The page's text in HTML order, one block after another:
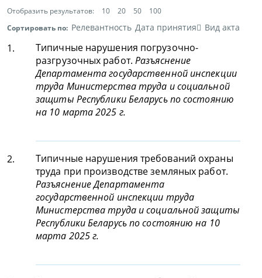
Отобразить результатов: 10 20 50
100
Сортировать по: Релевантность Дата принятия Вид акта
1.
Типичные нарушения погрузочно-
разгрузочных работ.Разъяснение
Департамента государственной инспекции
труда Министерства труда и социальной
защиты Республики Беларусь по состоянию
на 10 марта 2025 г.
2.
Типичные нарушения требований охраны
труда при производстве земляных работ.
Разъяснение Департамента
государственной инспекции труда
Министерства труда и социальной защиты
Республики Беларусь по состоянию на 10
марта 2025 г.